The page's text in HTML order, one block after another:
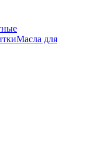
Масла для